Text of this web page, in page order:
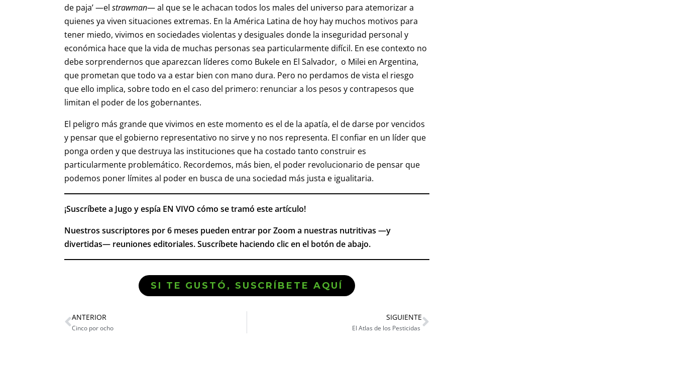
de paja’ —elstrawman— al que se le achacan todos los males del universo para atemorizar a
quienes ya viven situaciones extremas. En la América Latina de hoy hay muchos motivos para
tener miedo, vivimos en sociedades violentas y desiguales donde la inseguridad personal y
económica hace que la vida de muchas personas sea particularmente difícil. En ese contexto no
debe sorprendernos que aparezcan líderes como Bukele en El Salvador, o Milei en Argentina,
que prometan que todo va a estar bien con mano dura. Pero no perdamos de vista el riesgo
que ello implica, sobre todo en el caso del primero: renunciar a los pesos y contrapesos que
limitan el poder de los gobernantes.
El peligro más grande que vivimos en este momento es el de la apatía, el de darse por vencidos
y pensar que el gobierno representativo no sirve y no nos representa. El confiar en un líder que
ponga orden y que destruya las instituciones que ha costado tanto construir es
particularmente problemático. Recordemos, más bien, el poder revolucionario de pensar que
podemos poner límites al poder en busca de una sociedad más justa e igualitaria.
¡Suscríbete a Jugo y espía EN VIVO cómo se tramó este artículo!
Nuestros suscriptores por 6 meses pueden entrar por Zoom a nuestras nutritivas —y
divertidas— reuniones editoriales. Suscríbete haciendo clic en el botón de abajo.
SI TE GUSTÓ, SUSCRÍBETE AQUÍ
ANTERIOR
Cinco por ocho
SIGUIENTE
El Atlas de los Pesticidas